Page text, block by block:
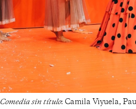
Comedia sin título: Camila Viyuela,